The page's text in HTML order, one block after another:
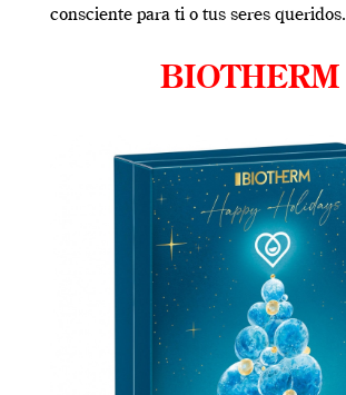
consciente para ti o tus seres queridos.
BIOTHERM